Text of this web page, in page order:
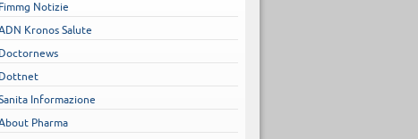
Fimmg Notizie
Kronos Salute
Doctornews
Dottnet
Informazione
Pharma